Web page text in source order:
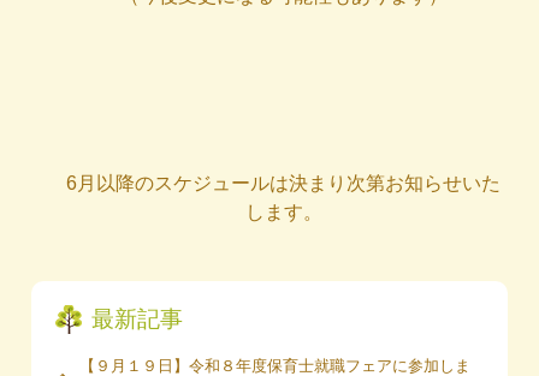
6月以降のスケジュールは決まり次第お知らせいた
します。
最新記事
【９月１９日】令和８年度保育士就職フェアに参加しま